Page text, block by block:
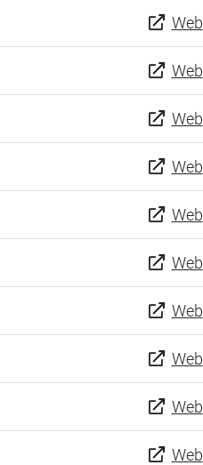
Web
Web
Web
Web
Web
Web
Web
Web
Web
Web